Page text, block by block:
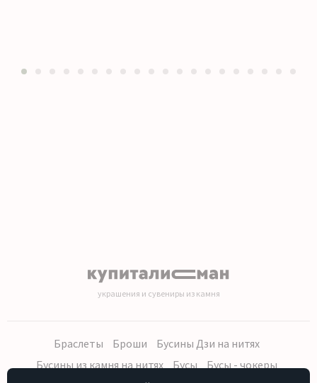
украшения и сувениры из камня
Браслеты Броши
Бусины Дзи на нитях
Бусины из камня на нитях
Бусы
Бусы - чокеры